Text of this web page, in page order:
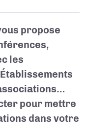
propose
les
pour mettre
dans votre